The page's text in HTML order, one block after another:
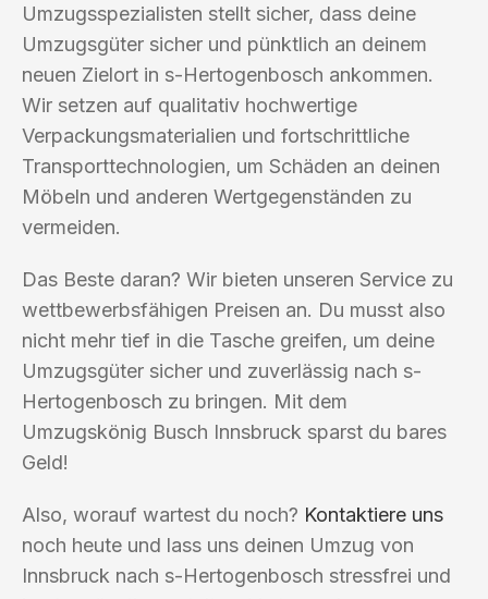
Umzugsspezialisten stellt sicher, dass deine
Umzugsgüter sicher und pünktlich an deinem
neuen Zielort in s-Hertogenbosch ankommen.
Wir setzen auf qualitativ hochwertige
Verpackungsmaterialien und fortschrittliche
Transporttechnologien, um Schäden an deinen
Möbeln und anderen Wertgegenständen zu
vermeiden.
Das Beste daran? Wir bieten unseren Service zu
wettbewerbsfähigen Preisen an. Du musst also
nicht mehr tief in die Tasche greifen, um deine
Umzugsgüter sicher und zuverlässig nach s-
Hertogenbosch zu bringen. Mit dem
Umzugskönig Busch Innsbruck sparst du bares
Geld!
Also, worauf wartest du noch? Kontaktiere uns
noch heute und lass uns deinen Umzug von
Innsbruck nach s-Hertogenbosch stressfrei und